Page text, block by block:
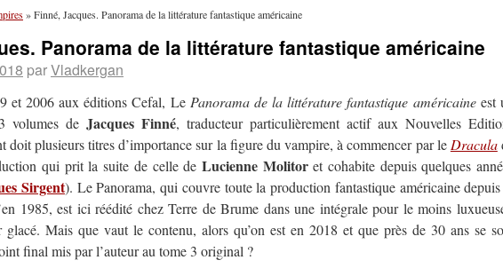
»Finné, Jacques. Panorama de la littérature fantastique américaine
Panorama de la littérature fantastique américaine
parVladkergan
et 2006 aux éditions Cefal, Le Panorama de la littérature fantastique américaineest
volumes de Jacques Finné, traducteur particulièrement actif aux Nouvelles
doit plusieurs titres d’importance sur la figure du vampire, à commencer par le Dracula
qui prit la suite de celle de Lucienne Molitoret cohabite depuis quelques
Sirgent). Le Panorama, qui couvre toute la production fantastique américaine
1985, est ici réédité chez Terre de Brume dans une intégrale pour le moins
glacé. Mais que vaut le contenu, alors qu’on est en 2018 et que près de 30 ans se
final mis par l’auteur au tome 3 original ?